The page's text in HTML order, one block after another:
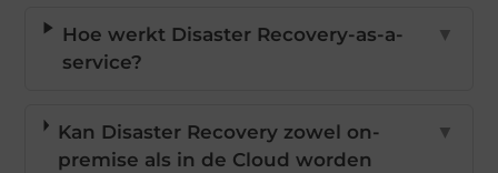
Hoe werkt Disaster Recovery-as-a-
service?
▼
Kan Disaster Recovery zowel on-
premise als in de Cloud worden
▼